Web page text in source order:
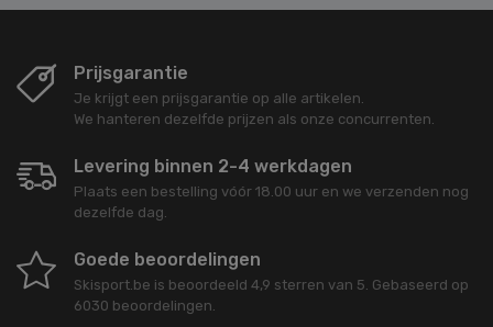
Prijsgarantie
Je krijgt een prijsgarantie op alle artikelen.
We hanteren dezelfde prijzen als onze concurrenten.
Levering binnen 2-4 werkdagen
Plaats een bestelling vóór 18.00 uur en we verzenden nog
dezelfde dag.
Goede beoordelingen
Skisport.be is beoordeeld 4,9 sterren van 5. Gebaseerd op
6030 beoordelingen.